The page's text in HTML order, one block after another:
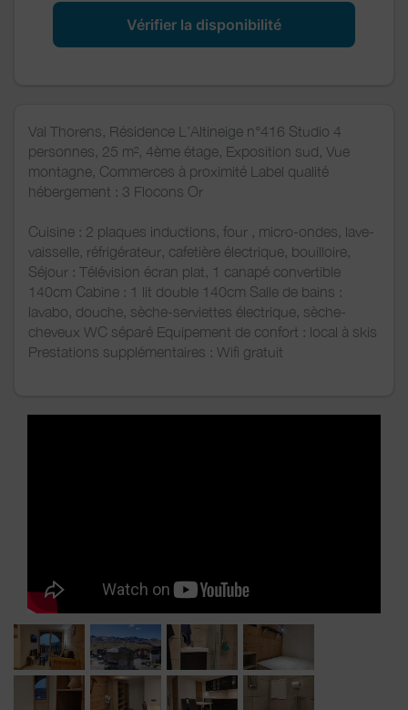
Vérifier la disponibilité
Val Thorens, Résidence L’Altineige n°416 Studio 4
personnes, 25 m², 4ème étage, Exposition sud, Vue
montagne, Commerces à proximité Label qualité
hébergement : 3 Flocons Or
Cuisine : 2 plaques inductions, four , micro-ondes, lave-
vaisselle, réfrigérateur, cafetière électrique, bouilloire,
Séjour : Télévision écran plat, 1 canapé convertible
140cm Cabine : 1 lit double 140cm Salle de bains :
lavabo, douche, sèche-serviettes électrique, sèche-
cheveux WC séparé Equipement de confort : local à skis
Prestations supplémentaires : Wifi gratuit